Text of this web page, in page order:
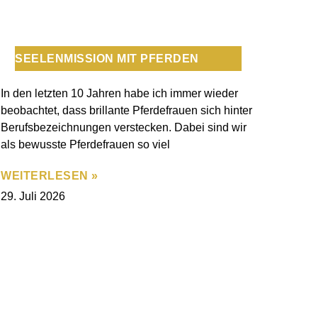
SEELENMISSION MIT PFERDEN
In den letzten 10 Jahren habe ich immer wieder
beobachtet, dass brillante Pferdefrauen sich hinter
Berufsbezeichnungen verstecken. Dabei sind wir
als bewusste Pferdefrauen so viel
WEITERLESEN »
29. Juli 2026